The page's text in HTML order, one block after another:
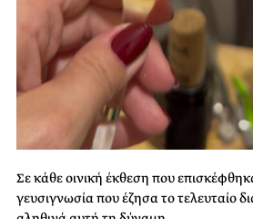
Σε κάθε οινική έκθεση που
γευσιγνωσία που έζησα το τελευταίο